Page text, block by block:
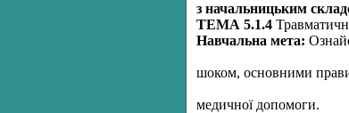
з начальницьким
ТЕМА 5.1.4
Навчальна мета:
шоком, основними
медичної допомоги.